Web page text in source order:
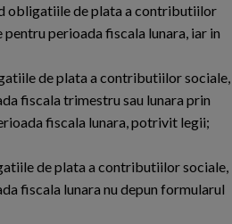
obligatiile de plata a contributiilor
perioada fiscala lunara, iar in
de plata a contributiilor sociale,
fiscala trimestru sau lunara prin
fiscala lunara, potrivit legii;
de plata a contributiilor sociale,
fiscala lunara nu depun formularul